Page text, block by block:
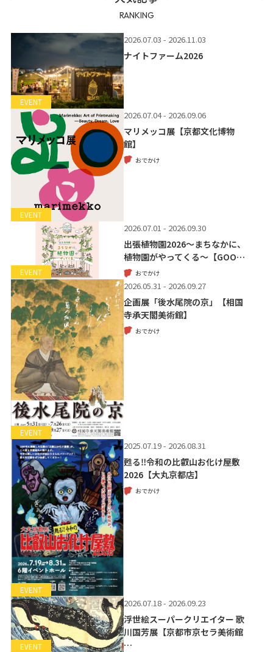
RANKING
EVENT
2026.07.03 - 2026.11.03
ナイトファーム2026
EVENT
2026.07.04 - 2026.09.06
マリメッコ展【京都文化博物
館】
おでかけ
EVENT
2026.07.01 - 2026.09.30
出張植物園2026～まちなかに、
植物園がやってくる～【GOO…
おでかけ
EVENT
2026.05.31 - 2026.09.27
企画展「後水尾院の京」【相国
寺承天閣美術館】
おでかけ
EVENT
2025.07.19 - 2026.08.31
甦る‼令和の比叡山お化け屋敷
2026【大丸京都店】
おでかけ
EVENT
2026.07.18 - 2026.09.23
浮世絵スーパークリエイター 歌
川国芳展【京都市京セラ美術館
…